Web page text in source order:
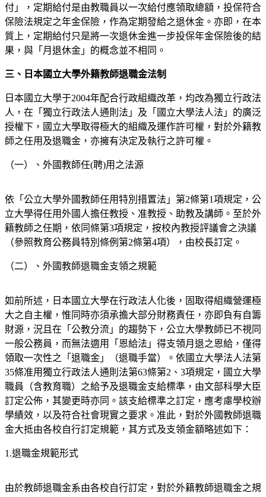
付」，定期給付是由教職員以一次給付應領取總額，投保符合
保險法規定之年金保險，作為定期發給之退休金。亦即，在本
質上，定期給付只是將一次退休金進一步投保年金保險後的結
果，與「月退休金」的概念並不相同。
三、日本國立大學外籍教師退職金法制
日本國立大學于2004年配合行政組織改革，均改為獨立行政法
人，在「獨立行政法人通則法」及「國立大學法人法」的廣泛
授權下，國立大學取得極大的組織及運作許可權，對於外籍教
師之任用及退職金，亦擁有決定及執行之許可權。
（一）、外國教師任(聘)用之法源
依「公立大學外國教師任用特別措置法」第2條第1項規定，公
立大學得任用外國人擔任教授、准教授、助教及講師。至於外
籍教師之任期，依同條第3項規定，按校內教授評議會之決議
（參照教育公務員特別條例第2條第4項），由校長訂定。
（二）、外國教師退職金支領之規範
如前所述，日本國立大學在行政法人化後，固取得組織營運極
大之自主權，惟同時亦須承擔大部分財務責任，亦即負有自籌
財源，況且在「公教分流」的趨勢下，公立大學教師已不視同
一般公務員，而無法適用「恩給法」得支領月退之恩給，僅得
領取一次性之「退職金」（退職手當）。依國立大學法人法第
35條准用獨立行政法人通則法第63條第2、3項規定，國立大學
職員（含教育職）之給予及退職金支給標準，由文部科學大臣
訂定公佈，其變更時亦同。該支給標準之訂定，應考慮學校辦
學績效，以及符合社會現實之要求。准此，對於外國教師退職
金大抵由各校自行訂定規範，其方式及支領金額略述如下：
1.退職金規範形式
由於教師退職金系由各校自行訂定，對於外籍教師退職金之規